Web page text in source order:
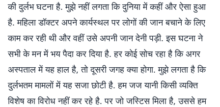
की दुर्लभ घटना है. मुझे नहीं लगता कि दुनिया में कहीं और ऐसा हुआ
है. महिला डॉक्टर अपने कार्यस्थल पर लोगों की जान बचाने के लिए
काम कर रही थी और वहीं उसे अपनी जान देनी पड़ी. इस घटना ने
सभी के मन में भय पैदा कर दिया है. हर कोई सोच रहा है कि अगर
अस्पताल में यह हाल है, तो दूसरी जगह क्या होगा. मुझे लगता है कि
दुर्लभतम मामलों में यह सजा छोटी है. हम जज यानी किसी व्यक्ति
विशेष का विरोध नहीं कर रहे है. पर जो जस्टिस मिला है, उससे हम